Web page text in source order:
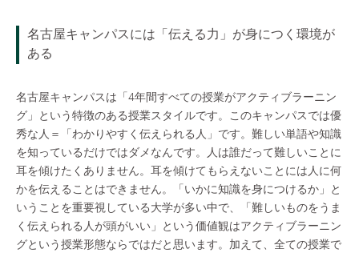
名古屋キャンパスには「伝える力」が身につく環境が
ある
名古屋キャンパスは「4年間すべての授業がアクティブラーニン
グ」という特徴のある授業スタイルです。このキャンパスでは優
秀な人＝「わかりやすく伝えられる人」です。難しい単語や知識
を知っているだけではダメなんです。人は誰だって難しいことに
耳を傾けたくありません。耳を傾けてもらえないことには人に何
かを伝えることはできません。「いかに知識を身につけるか」と
いうことを重要視している大学が多い中で、「難しいものをうま
く伝えられる人が頭がいい」という価値観はアクティブラーニン
グという授業形態ならではだと思います。加えて、全ての授業で